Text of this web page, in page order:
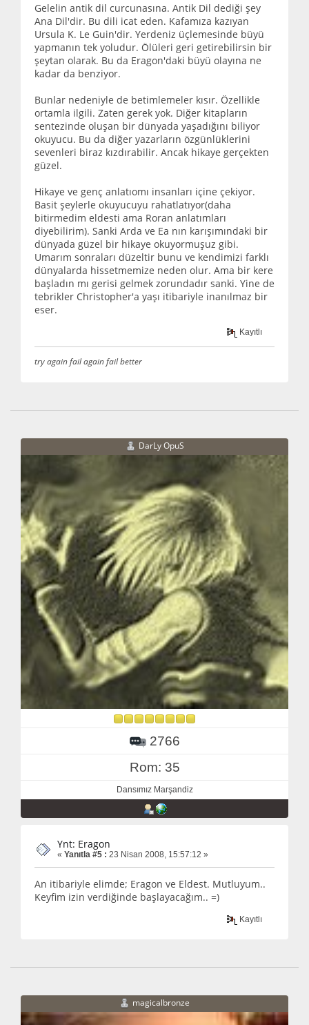
Gelelin antik dil curcunasına. Antik Dil dediği şey
Ana Dil'dir. Bu dili icat eden. Kafamıza kazıyan
Ursula K. Le Guin'dir. Yerdeniz üçlemesinde büyü
yapmanın tek yoludur. Ölüleri geri getirebilirsin bir
şeytan olarak. Bu da Eragon'daki büyü olayına ne
kadar da benziyor.
Bunlar nedeniyle de betimlemeler kısır. Özellikle
ortamla ilgili. Zaten gerek yok. Diğer kitapların
sentezinde oluşan bir dünyada yaşadığını biliyor
okuyucu. Bu da diğer yazarların özgünlüklerini
sevenleri biraz kızdırabilir. Ancak hikaye gerçekten
güzel.
Hikaye ve genç anlatıomı insanları içine çekiyor.
Basit şeylerle okuyucuyu rahatlatıyor(daha
bitirmedim eldesti ama Roran anlatımları
diyebilirim). Sanki Arda ve Ea nın karışımındaki bir
dünyada güzel bir hikaye okuyormuşuz gibi.
Umarım sonraları düzeltir bunu ve kendimizi farklı
dünyalarda hissetmemize neden olur. Ama bir kere
başladın mı gerisi gelmek zorundadır sanki. Yine de
tebrikler Christopher'a yaşı itibariyle inanılmaz bir
eser.
Kayıtlı
try again fail again fail better
DarLy OpuS
2766
Rom: 35
Dansımız Marşandiz
Ynt: Eragon
« Yanıtla #5 : 23 Nisan 2008, 15:57:12 »
An itibariyle elimde; Eragon ve Eldest. Mutluyum..
Keyfim izin verdiğinde başlayacağım.. =)
Kayıtlı
magicalbronze